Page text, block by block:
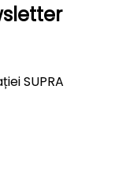
SUPRA